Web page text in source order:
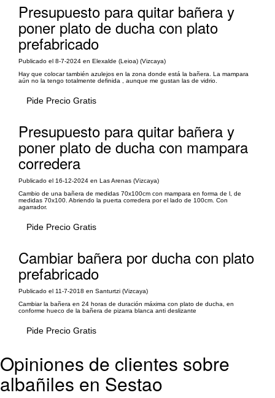
Presupuesto para quitar bañera y
poner plato de ducha con plato
prefabricado
Publicado el 8-7-2024 en Elexalde (Leioa) (Vizcaya)
Hay que colocar también azulejos en la zona donde está la bañera. La mampara
aún no la tengo totalmente definida , aunque me gustan las de vidrio.
Pide Precio Gratis
Presupuesto para quitar bañera y
poner plato de ducha con mampara
corredera
Publicado el 16-12-2024 en Las Arenas (Vizcaya)
Cambio de una bañera de medidas 70x100cm con mampara en forma de l, de
medidas 70x100. Abriendo la puerta corredera por el lado de 100cm. Con
agarrador.
Pide Precio Gratis
Cambiar bañera por ducha con plato
prefabricado
Publicado el 11-7-2018 en Santurtzi (Vizcaya)
Cambiar la bañera en 24 horas de duración máxima con plato de ducha, en
conforme hueco de la bañera de pizarra blanca anti deslizante
Pide Precio Gratis
Opiniones de clientes sobre
albañiles en Sestao